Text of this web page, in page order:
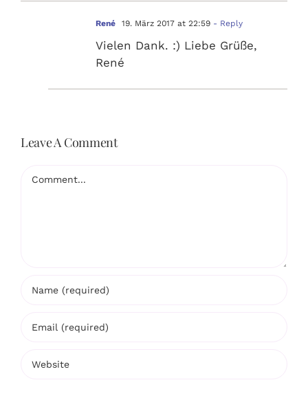
René 19. März 2017 at 22:59- Reply
Vielen Dank. :) Liebe Grüße,
René
Leave A Comment